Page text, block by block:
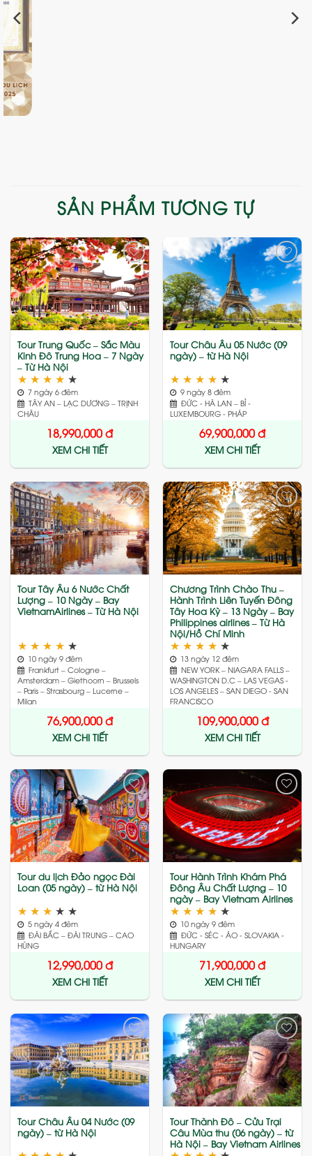
SẢN PHẨM TƯƠNG TỰ
Add
to
wishlist
Tour Trung Quốc – Sắc Màu
Kinh Đô Trung Hoa – 7 Ngày
– Từ Hà Nội
★ ★ ★ ★ ★
7 ngày 6 đêm
TÂY AN – LẠC DƯƠNG – TRỊNH
CHÂU
18,990,000đ
XEM CHI TIẾT
Add
to
wishlist
Tour Châu Âu 05 Nước (09
ngày) – từ Hà Nội
★ ★ ★ ★ ★
9 ngày 8 đêm
ĐỨC - HÀ LAN – BỈ -
LUXEMBOURG - PHÁP
69,900,000đ
XEM CHI TIẾT
Add
to
wishlist
Tour Tây Âu 6 Nước Chất
Lượng – 10 Ngày – Bay
VietnamAirlines – Từ Hà Nội
★ ★ ★ ★ ★
10 ngày 9 đêm
Frankfurt – Cologne –
Amsterdam – Giethoorn – Brussels
– Paris – Strasbourg – Lucerne –
Milan
76,900,000đ
XEM CHI TIẾT
Add
to
wishlist
Chương Trình Chào Thu –
Hành Trình Liên Tuyến Đông
Tây Hoa Kỳ – 13 Ngày – Bay
Philippines airlines – Từ Hà
Nội/Hồ Chí Minh
★ ★ ★ ★ ★
13 ngày 12 đêm
NEW YORK – NIAGARA FALLS –
WASHINGTON D.C – LAS VEGAS -
LOS ANGELES – SAN DIEGO - SAN
FRANCISCO
109,900,000đ
XEM CHI TIẾT
Add
to
wishlist
Tour du lịch Đảo ngọc Đài
Loan (05 ngày) – từ Hà Nội
★ ★ ★ ★ ★
5 ngày 4 đêm
ĐÀI BẮC – ĐÀI TRUNG – CAO
HÙNG
12,990,000đ
XEM CHI TIẾT
Add
to
wishlist
Tour Hành Trình Khám Phá
Đông Âu Chất Lượng – 10
ngày – Bay Vietnam Airlines
★ ★ ★ ★ ★
10 ngày 9 đêm
ĐỨC - SÉC - ÁO - SLOVAKIA -
HUNGARY
71,900,000đ
XEM CHI TIẾT
Add
to
wishlist
Tour Châu Âu 04 Nước (09
ngày) – từ Hà Nội
Add
to
wishlist
Tour Thành Đô – Cửu Trại
Câu Mùa thu (06 ngày) – từ
Hà Nội – Bay Vietnam Airlines